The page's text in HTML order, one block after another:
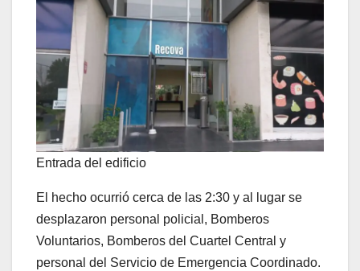
Entrada del edificio
El hecho ocurrió cerca de las 2:30 y al lugar se
desplazaron personal policial, Bomberos
Voluntarios, Bomberos del Cuartel Central y
personal del Servicio de Emergencia Coordinado.